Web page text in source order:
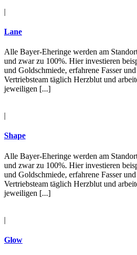
|
Lane
Alle Bayer-Eheringe werden am
und zwar zu 100%. Hier investieren
und Goldschmiede, erfahrene Fasser
Vertriebsteam täglich Herzblut und
jeweiligen [...]
|
Shape
Alle Bayer-Eheringe werden am
und zwar zu 100%. Hier investieren
und Goldschmiede, erfahrene Fasser
Vertriebsteam täglich Herzblut und
jeweiligen [...]
|
Glow